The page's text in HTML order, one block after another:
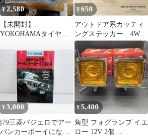
¥2,580
【未開封】
YOKOHAMAタイヤチ
¥650
アウトドア系カッティ
ングステッカー 4WD
GEAR 黒
¥3,000
j79三菱パジェロでアー
バンカーボーイになる
¥5,400
角型 フォグランプ イエ
ロー 12V 2個